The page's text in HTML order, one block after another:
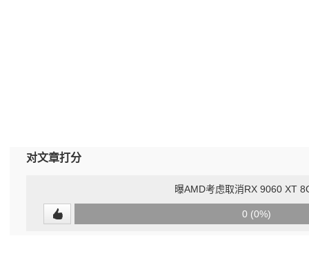
对文章打分
曝AMD考虑取消RX 9060 XT
0 (0%)